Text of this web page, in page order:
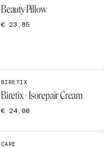
Beauty Pillow
€ 23,85
BIRETIX
Biretix - Isorepair Cream
€ 24,00
CARE